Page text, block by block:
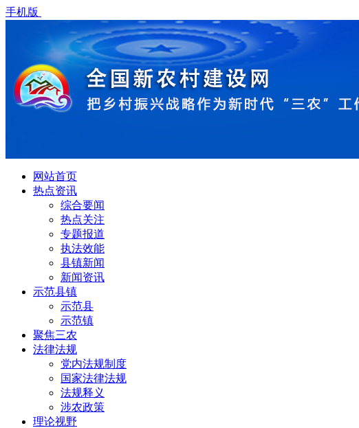
手机版
网站首页
热点资讯
综合要闻
热点关注
专题报道
执法效能
县镇新闻
新闻资讯
示范县镇
示范县
示范镇
聚焦三农
法律法规
党内法规制度
国家法律法规
法规释义
涉农政策
理论视野